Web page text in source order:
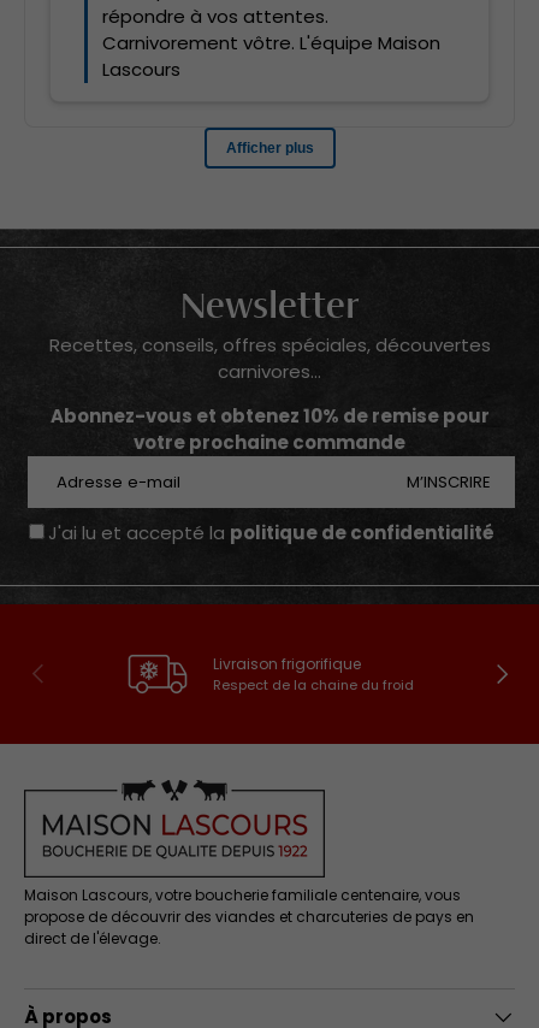
Newsletter
Recettes, conseils, offres spéciales, découvertes
carnivores...
Abonnez-vous et obtenez 10% de remise pour
votre prochaine commande
M’INSCRIRE
J'ai lu et accepté la politique de confidentialité
Précédent Livraison frigorifique
Respect de la chaine du froid
Maison Lascours, votre boucherie familiale centenaire, vous
propose de découvrir des viandes et charcuteries de pays en
direct de l'élevage.
À propos